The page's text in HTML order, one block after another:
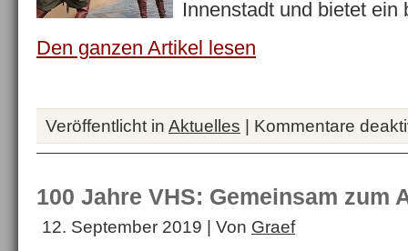
Innenstadt und bietet
Den ganzen Artikel lesen
Veröffentlicht in Aktuelles | Kommentare
100 Jahre VHS: Gemeinsam zum
12. September 2019 | Von Graef